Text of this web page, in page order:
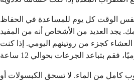
الوقت كل يوم للمساعدة في الحفاظ
يجد العديد من الأشخاص أنه من المفيد
العشاء كجزء من روتينهم اليومي. إذا كنت
كامل من الماء. لا تسحق الكبسولات أو